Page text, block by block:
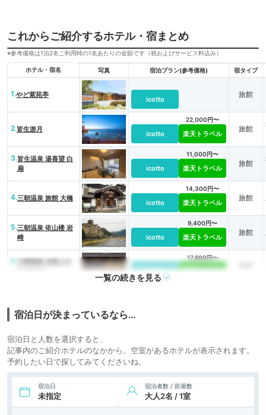
これからご紹介するホテル・宿まとめ
※参考価格は1泊2名ご利用時の1名あたりの金額です（税およびサービス料込み）
ホテル・宿名 写真 宿泊プラン(参考価格) 宿タイプ
1.やど紫苑亭
icotto
旅館
2.皆生游月
icotto
22,000円〜
楽天トラベル
旅館
3.皆生温泉 湯喜望 白
扇
icotto
11,000円〜
楽天トラベル
旅館
4.三朝温泉 旅館 大橋
icotto
14,300円〜
楽天トラベル
旅館
5.三朝温泉 依山楼 岩
崎
icotto
9,400円〜
楽天トラベル
旅館
6.
三朝温泉 木造りの
icotto
17,600円〜
楽天トラベル
亭
8.はわい温泉 望湖楼
岩井温泉 岩井屋
icotto 楽天トラベル
旅館
一覧の続きを見る
宿泊日が決まっているなら…
宿泊日と人数を選択すると、
記事内のご紹介ホテルのなかから、空室があるホテルが表示されます。
予約したい日で探してみてくださいね。
宿泊日
未指定
宿泊者数 / 部屋数
大人2名 / 1室